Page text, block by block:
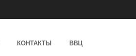
КОНТАКТЫ ВВЦ